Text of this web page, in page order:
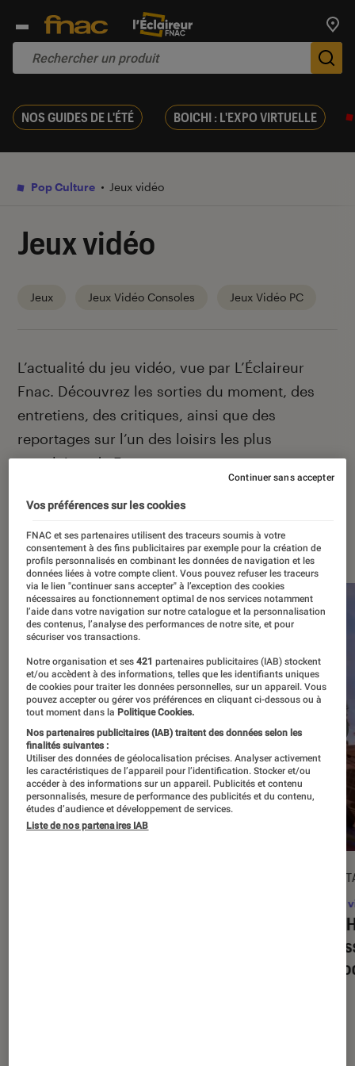
NOS GUIDES DE L'ÉTÉ BOICHI : L'EXPO VIRTUELLE
Pop Culture Jeux vidéo
Jeux vidéo
Jeux Jeux Vidéo Consoles Jeux Vidéo PC
Introduction
L’actualité du jeu vidéo, vue par L’Éclaireur
Fnac. Découvrez les sorties du moment, des
entretiens, des critiques, ainsi que des
reportages sur l’un des loisirs les plus
populaires de France.
À la une
Tony
on
de
Jeux
Vos préférences sur les cookies
FNAC et ses partenaires utilisent des traceurs soumis à votre
consentement à des fins publicitaires par exemple pour la création de
profils personnalisés en combinant les données de navigation et les
données liées à votre compte client. Vous pouvez refuser les traceurs
via le lien "continuer sans accepter" à l’exception des cookies
nécessaires au fonctionnement optimal de nos services notamment
l’aide dans votre navigation sur notre catalogue et la personnalisation
des contenus, l’analyse des performances de notre site, et pour
sécuriser vos transactions.
Notre organisation et ses421 partenaires publicitaires (IAB) stockent
et/ou accèdent à des informations, telles que les identifiants uniques
de cookies pour traiter les données personnelles, sur un appareil. Vous
pouvez accepter ou gérer vos préférences en cliquant ci-dessous ou à
tout moment dans la Politique Cookies.
Nos partenaires publicitaires (IAB) traitent des données selon les
finalités suivantes :
Utiliser des données de géolocalisation précises. Analyser activement
les caractéristiques de l’appareil pour l’identification. Stocker et/ou
accéder à des informations sur un appareil. Publicités et contenu
personnalisés, mesure de performance des publicités et du contenu,
études d’audience et développement de services.
Liste de nos partenaires IAB
Continuer sans accepter